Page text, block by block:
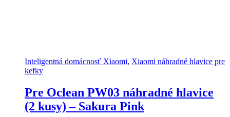
Inteligentná domácnosť Xiaomi, Xiaomi náhradné hlavice pre
kefky
Pre Oclean PW03 náhradné hlavice
(2 kusy) – Sakura Pink